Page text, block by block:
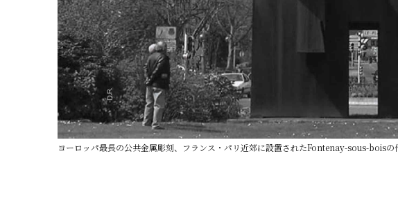
ヨーロッパ最長の公共金属彫刻、フランス・パリ近郊に設置されたFontenay-sous-bois